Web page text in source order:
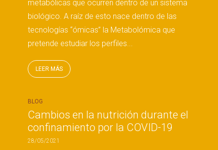
metabólicas que ocurren dentro de un sistema
biológico. A raíz de esto nace dentro de las
tecnologías “ómicas” la Metabolómica que
pretende estudiar los perfiles...
LEER MÁS
BLOG
Cambios en la nutrición durante el
confinamiento por la COVID-19
28/05/2021